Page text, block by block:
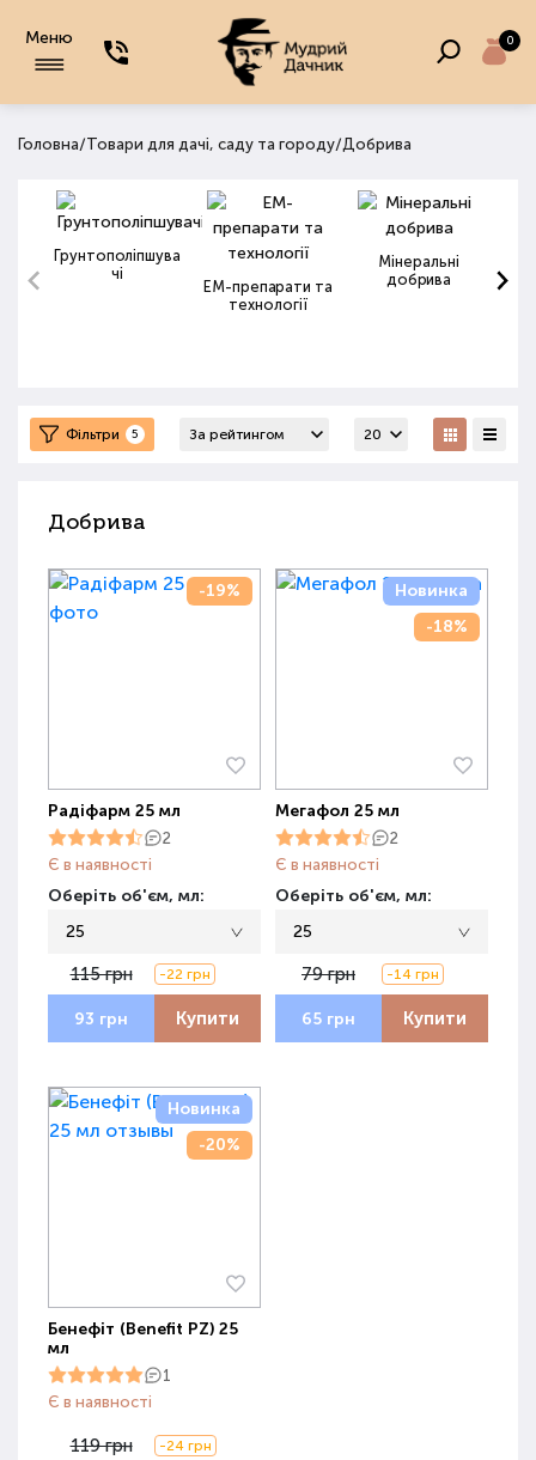
Меню 0
Головна/Товари для дачі, саду та городу/Добрива
Грунтополіпшува
чі
ЕМ-препарати та
технології
Мінеральні
добрива
Фільтри 5
Добрива
-19%
Радіфарм 25 мл
2
Є в наявності
Оберіть об'єм, мл:
25
115 грн -22 грн
93 грн Купити
Новинка
-18%
Мегафол 25 мл
2
Є в наявності
Оберіть об'єм, мл:
25
79 грн -14 грн
65 грн Купити
Новинка
-20%
Бенефіт (Benefit PZ) 25
мл
1
Є в наявності
119 грн -24 грн